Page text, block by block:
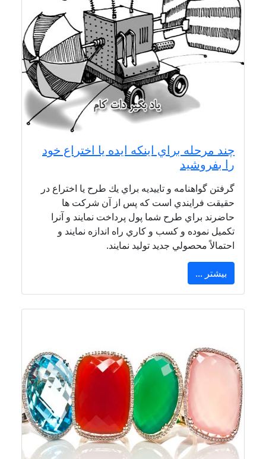
چند مرحله براي اينكه ايده يا اختراع خود
را بفروشيد
گرفتن گواهنامه و تاييديه براي يك طرح يا اختراع در
حقيقت فرايندي است كه پس از آن شركت ها
حاضرند براي طرح شما پول پرداخت نمايند و آنرا
تكميل نموده و كسب و كاري راه اندازه نمايند و
احتمالاً محصولي جديد توليد نمايند.
بیشتر ...